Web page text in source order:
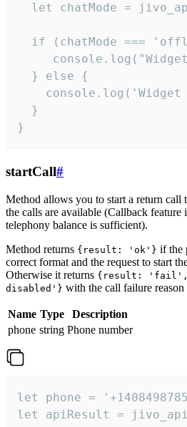
let chatMode =
if (chatMode ===
  } else {
console.log('Widget
  }
}
startCall#
Method allows you to start a return call
the calls are available (Callback feature
telephony balance is sufficient).
Method returns {result: 'ok'} if the
correct format and the request to start
Otherwise it returns {result: 'fail',
disabled'} with the call failure reason
Name Type
Description
phone string Phone number
let phone =
let apiResult =